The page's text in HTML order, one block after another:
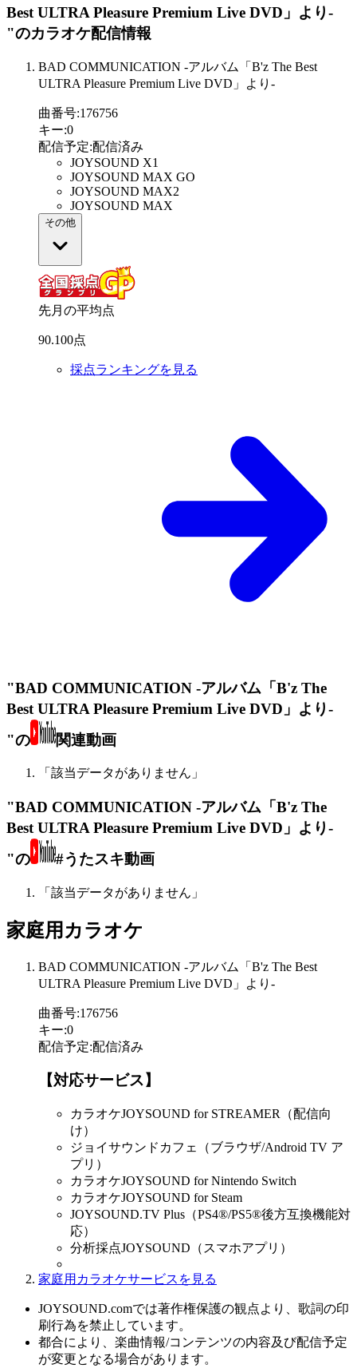
Best ULTRA Pleasure Premium Live DVD」より-
"のカラオケ配信情報
BAD COMMUNICATION -アルバム「B'z The Best
ULTRA Pleasure Premium Live DVD」より-
曲番号:176756
キー:0
配信予定:配信済み
JOYSOUND X1
JOYSOUND MAX GO
JOYSOUND MAX2
JOYSOUND MAX
その他
先月の平均点
90.100点
採点ランキングを見る
"BAD COMMUNICATION -アルバム「B'z The
Best ULTRA Pleasure Premium Live DVD」より-
"の
関連動画
「該当データがありません」
"BAD COMMUNICATION -アルバム「B'z The
Best ULTRA Pleasure Premium Live DVD」より-
"の
#うたスキ動画
「該当データがありません」
家庭用カラオケ
BAD COMMUNICATION -アルバム「B'z The Best
ULTRA Pleasure Premium Live DVD」より-
曲番号:176756
キー:0
配信予定:配信済み
【対応サービス】
カラオケJOYSOUND for STREAMER（配信向
け）
ジョイサウンドカフェ（ブラウザ/Android TV ア
プリ）
カラオケJOYSOUND for Nintendo Switch
カラオケJOYSOUND for Steam
JOYSOUND.TV Plus（PS4®/PS5®後方互換機能対
応）
分析採点JOYSOUND（スマホアプリ）
家庭用カラオケサービスを見る
JOYSOUND.comでは著作権保護の観点より、歌詞の印
刷行為を禁止しています。
都合により、楽曲情報/コンテンツの内容及び配信予定
が変更となる場合があります。